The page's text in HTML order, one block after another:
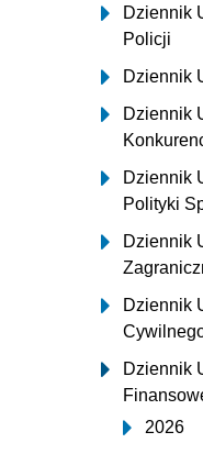
Dziennik
Policji
Dziennik
Dziennik
Dziennik
Polityki
Dziennik
Dziennik
Dziennik
2026